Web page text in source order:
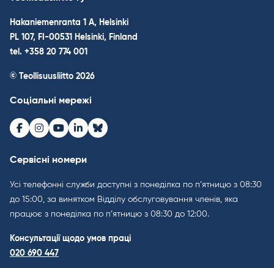
Hakaniemenranta 1 A, Helsinki
PL 107, FI-00531 Helsinki, Finland
tel. +358 20 774 001
© Teollisuusliitto 2026
Соціальні мережі
Facebook
Instagram
Youtube
LinkedInBluesky
Сервісні номери
Усі телефонні служби доступні з понеділка по п’ятницю з 08:30
до 15:00, за винятком Відділу обслуговування членів, яка
працює з понеділка по п’ятницю з 08:30 до 12:00.
Консультації щодо умов праці
020 690 447